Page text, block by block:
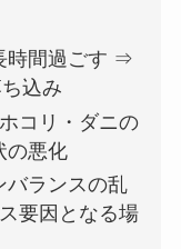
時間過ごす ⇒
込み
コリ・ダニの
の悪化
バランスの乱
要因となる場